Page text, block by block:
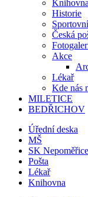
Knihovna
Historie
Česká
Akce
Lékař
Kde nás
MILETICE
BEDŘICHOV
Úřední deska
MŠ
SK Nepoměřice
Pošta
Lékař
Knihovna